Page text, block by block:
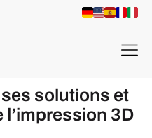
menu
solutions et
3D